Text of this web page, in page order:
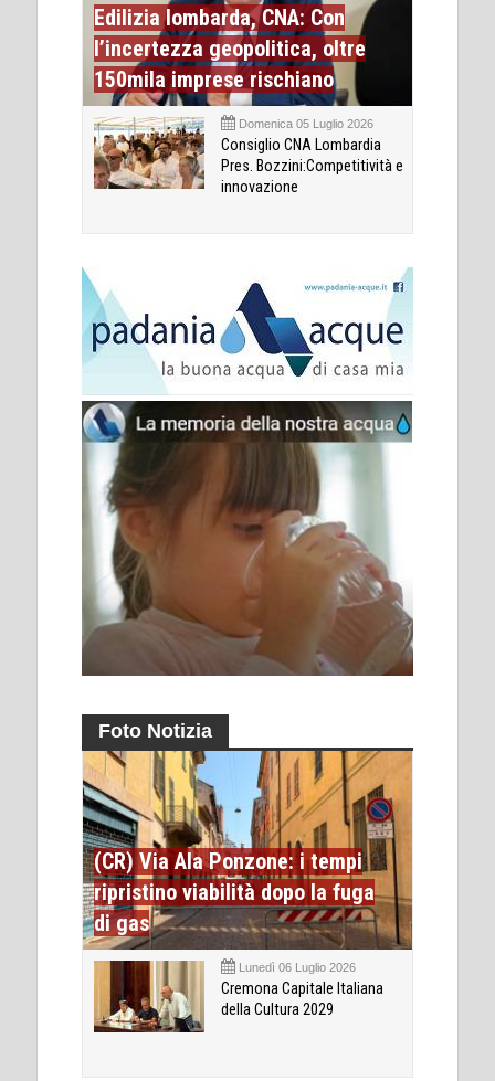
Edilizia lombarda, CNA: Con
l’incertezza geopolitica, oltre
150mila imprese rischiano
Domenica 05 Luglio 2026
Consiglio CNA Lombardia
Pres. Bozzini:Competitività e
innovazione
Foto Notizia
(CR) Via Ala Ponzone: i tempi
ripristino viabilità dopo la fuga
di gas
Lunedì 06 Luglio 2026
Cremona Capitale Italiana
della Cultura 2029